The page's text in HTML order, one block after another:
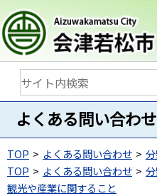
よくある問い合わせ
TOP よくある問い合わせ
TOP
よくある問い合わせ
観光や産業に関すること